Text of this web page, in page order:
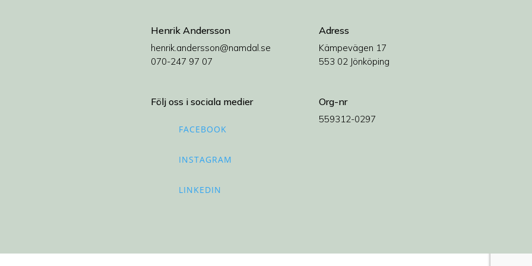
Henrik Andersson
henrik.andersson@namdal.se
070-247 97 07
Adress
Kämpevägen 17
553 02 Jönköping
Följ oss i sociala medier
FACEBOOK
INSTAGRAM
LINKEDIN
Org-nr
559312-0297